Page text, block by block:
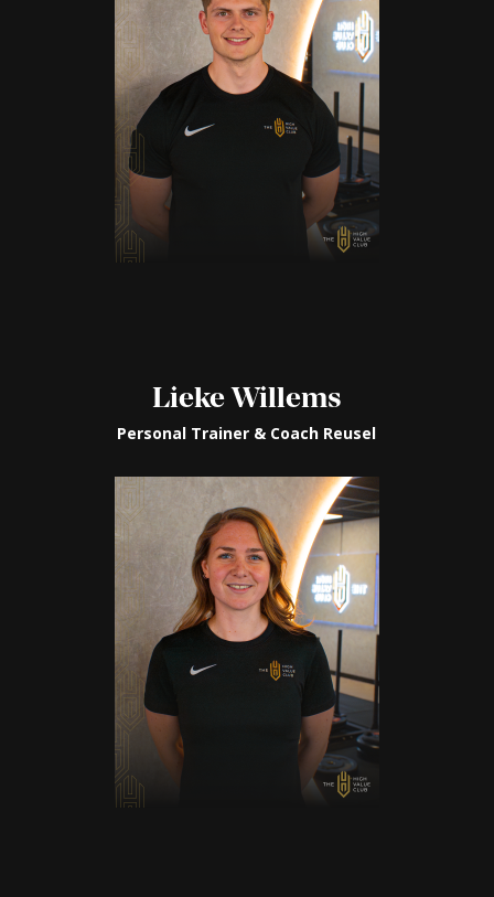
Lieke Willems
Personal Trainer & Coach Reusel